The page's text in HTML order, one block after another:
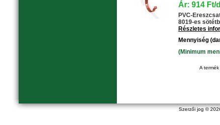
Szerzői jog ©
Ár: 914 Ft/
PVC-
8019-es
Részletes
Mennyiség
(Minimum
A